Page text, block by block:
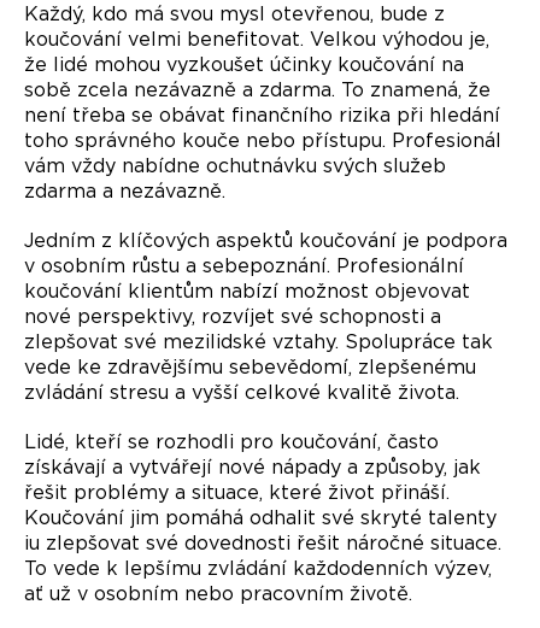
Každý, kdo má svou mysl otevřenou, bude z
koučování velmi benefitovat. Velkou výhodou je,
že lidé mohou vyzkoušet účinky koučování na
sobě zcela nezávazně a zdarma. To znamená, že
není třeba se obávat finančního rizika při hledání
toho správného kouče nebo přístupu. Profesionál
vám vždy nabídne ochutnávku svých služeb
zdarma a nezávazně.
Jedním z klíčových aspektů koučování je podpora
v osobním růstu a sebepoznání. Profesionální
koučování klientům nabízí možnost objevovat
nové perspektivy, rozvíjet své schopnosti a
zlepšovat své mezilidské vztahy. Spolupráce tak
vede ke zdravějšímu sebevědomí, zlepšenému
zvládání stresu a vyšší celkové kvalitě života.
Lidé, kteří se rozhodli pro koučování, často
získávají a vytvářejí nové nápady a způsoby, jak
řešit problémy a situace, které život přináší.
Koučování jim pomáhá odhalit své skryté talenty
iu zlepšovat své dovednosti řešit náročné situace.
To vede k lepšímu zvládání každodenních výzev,
ať už v osobním nebo pracovním životě.